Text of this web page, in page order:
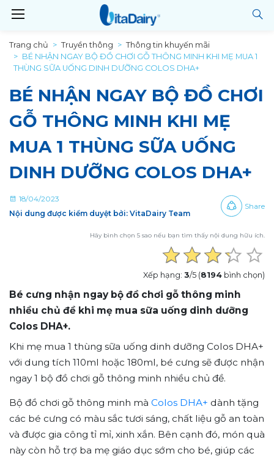
Trang chủ Truyền thông
Thông tin khuyến mãi
BÉ NHẬN NGAY BỘ ĐỒ CHƠI GỖ THÔNG MINH KHI MẸ MUA 1
THÙNG SỮA UỐNG DINH DƯỠNG COLOS DHA+
BÉ NHẬN NGAY BỘ ĐỒ CHƠI
GỖ THÔNG MINH KHI MẸ
MUA 1 THÙNG SỮA UỐNG
DINH DƯỠNG COLOS DHA+
18/04/2023
Nội dung được kiểm duyệt bởi: VitaDairy Team
Share
Hãy bình chọn 5 sao nếu bạn tìm thấy nội dung hữu ích.
Xếp hạng: 3/5 (8194 bình chọn)
Bé cưng nhận ngay bộ đồ chơi gỗ thông minh
nhiều chủ đề khi mẹ mua sữa uống dinh dưỡng
Colos DHA+.
Khi mẹ mua 1 thùng sữa uống dinh dưỡng Colos DHA+
với dung tích 110ml hoặc 180ml, bé cưng sẽ được nhận
ngay 1 bộ đồ chơi gỗ thông minh nhiều chủ đề.
Bộ đồ chơi gỗ thông minh mà Colos DHA+ dành tặng
các bé cưng có màu sắc tươi sáng, chất liệu gỗ an toàn
và được gia công tỉ mỉ, xinh xắn. Bên cạnh đó, món quà
này còn hỗ trợ ba mẹ giáo dục sớm cho bé, giúp các